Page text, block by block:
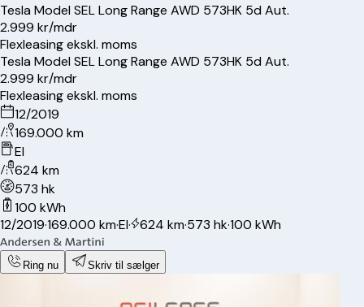
TeslaModel SEL Long Range AWD 573HK 5d Aut.
2.999 kr/mdr
Flexleasing ekskl. moms
TeslaModel SEL Long Range AWD 573HK 5d Aut.
2.999 kr/mdr
Flexleasing ekskl. moms
12/2019
169.000 km
El
624 km
573 hk
100 kWh
12/2019·169.000 km·El· 624 km·573 hk·100 kWh
Ring nu Skriv til sælger